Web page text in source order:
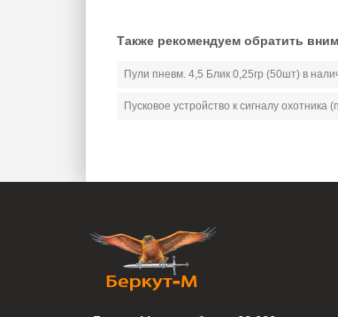
Также рекомендуем обратить
Пули пневм. 4,5 Блик 0,25гр (50шт) в
Пусковое устройство к сигналу охотника